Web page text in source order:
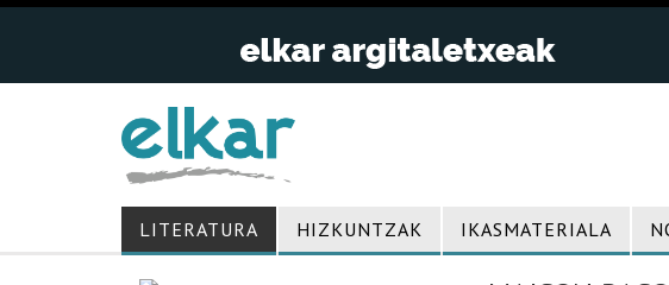
LITERATURA HIZKUNTZAK IKASMATERIALA